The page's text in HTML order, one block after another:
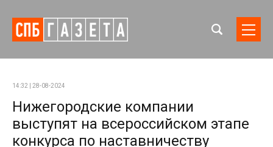
14:32 | 28-08-2024
Нижегородские компании
выступят на всероссийском этапе
конкурса по наставничеству